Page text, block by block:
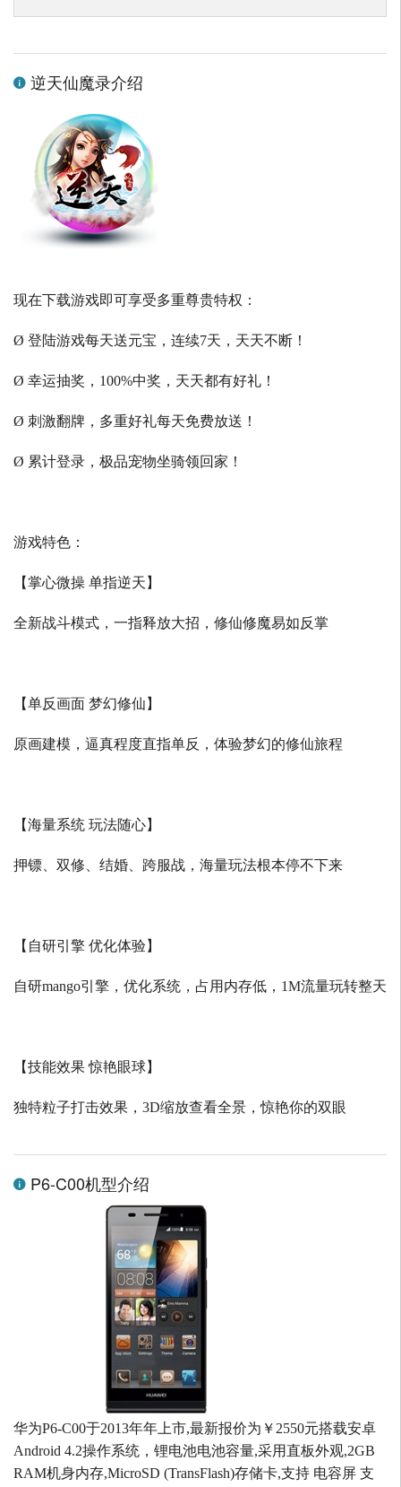
逆天仙魔录介绍
现在下载游戏即可享受多重尊贵特权：
Ø 登陆游戏每天送元宝，连续7天，天天不断！
Ø 幸运抽奖，100%中奖，天天都有好礼！
Ø 刺激翻牌，多重好礼每天免费放送！
Ø 累计登录，极品宠物坐骑领回家！
游戏特色：
【掌心微操 单指逆天】
全新战斗模式，一指释放大招，修仙修魔易如反掌
【单反画面 梦幻修仙】
原画建模，逼真程度直指单反，体验梦幻的修仙旅程
【海量系统 玩法随心】
押镖、双修、结婚、跨服战，海量玩法根本停不下来
【自研引擎 优化体验】
自研mango引擎，优化系统，占用内存低， 1M流量玩转整天
【技能效果 惊艳眼球】
独特粒子打击效果， 3D缩放查看全景，惊艳你的双眼
P6-C00机型介绍
华为P6-C00于2013年年上市,最新报价为￥2550元搭载安卓
Android 4.2操作系统，锂电池电池容量,采用直板外观,2GB
RAM机身内存,MicroSD (TransFlash)存储卡,支持 电容屏 支